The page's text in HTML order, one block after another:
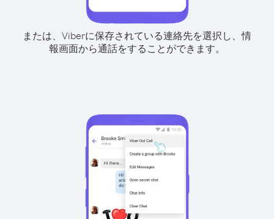
または、Viberに保存されている連絡先を選択し、情
報画面から通話をすることができます。